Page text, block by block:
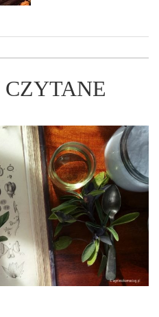
CZYTANE